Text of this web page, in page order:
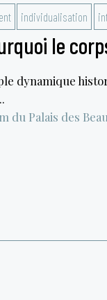
individualisation
le
dynamique
du Palais des